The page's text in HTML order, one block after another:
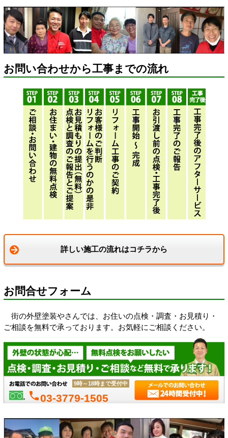
お問い合わせから工事までの流れ
詳しい施工の流れはコチラから
お問合せフォーム
街の外壁塗装やさんでは、お住いの点検・調査・お見積り・
ご相談を無料で承っております。お気軽にご相談ください。
phone03-3779-1505
9時～18時まで受付中